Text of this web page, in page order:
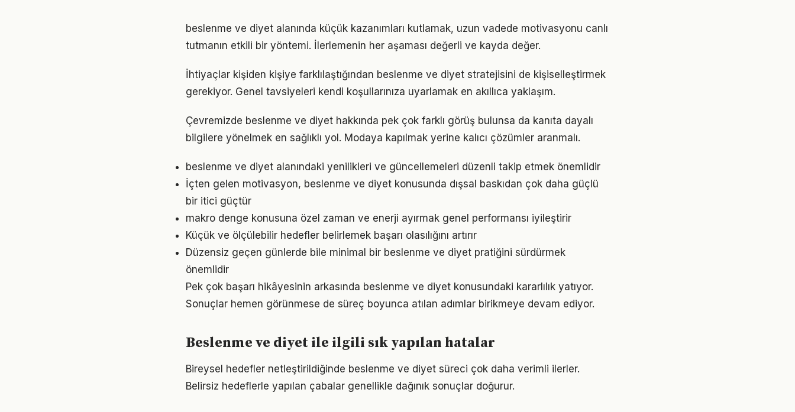
beslenme ve diyet alanında küçük kazanımları kutlamak, uzun vadede motivasyonu canlı
tutmanın etkili bir yöntemi. İlerlemenin her aşaması değerli ve kayda değer.
İhtiyaçlar kişiden kişiye farklılaştığından beslenme ve diyet stratejisini de kişiselleştirmek
gerekiyor. Genel tavsiyeleri kendi koşullarınıza uyarlamak en akıllıca yaklaşım.
Çevremizde beslenme ve diyet hakkında pek çok farklı görüş bulunsa da kanıta dayalı
bilgilere yönelmek en sağlıklı yol. Modaya kapılmak yerine kalıcı çözümler aranmalı.
beslenme ve diyet alanındaki yenilikleri ve güncellemeleri düzenli takip etmek önemlidir
İçten gelen motivasyon, beslenme ve diyet konusunda dışsal baskıdan çok daha güçlü
bir itici güçtür
makro denge konusuna özel zaman ve enerji ayırmak genel performansı iyileştirir
Küçük ve ölçülebilir hedefler belirlemek başarı olasılığını artırır
Düzensiz geçen günlerde bile minimal bir beslenme ve diyet pratiğini sürdürmek
önemlidir
Pek çok başarı hikâyesinin arkasında beslenme ve diyet konusundaki kararlılık yatıyor.
Sonuçlar hemen görünmese de süreç boyunca atılan adımlar birikmeye devam ediyor.
Beslenme ve diyet ile ilgili sık yapılan hatalar
Bireysel hedefler netleştirildiğinde beslenme ve diyet süreci çok daha verimli ilerler.
Belirsiz hedeflerle yapılan çabalar genellikle dağınık sonuçlar doğurur.